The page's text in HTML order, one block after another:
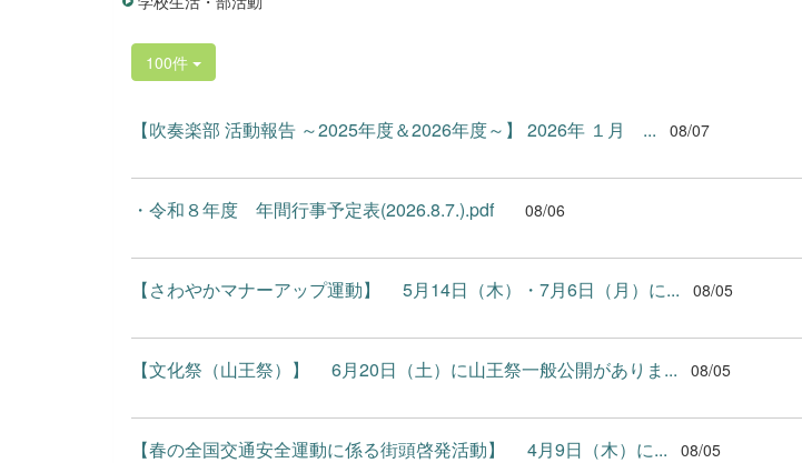
100件
【吹奏楽部 活動報告 ～2025年度＆2026年度～】 2026年 １月 ... 08/07
・令和８年度 年間行事予定表(2026.8.7.).pdf 08/06
【さわやかマナーアップ運動】 5月14日（木）・7月6日（月）に... 08/05
【文化祭（山王祭）】 6月20日（土）に山王祭一般公開がありま... 08/05
【春の全国交通安全運動に係る街頭啓発活動】 4月9日（木）に... 08/05